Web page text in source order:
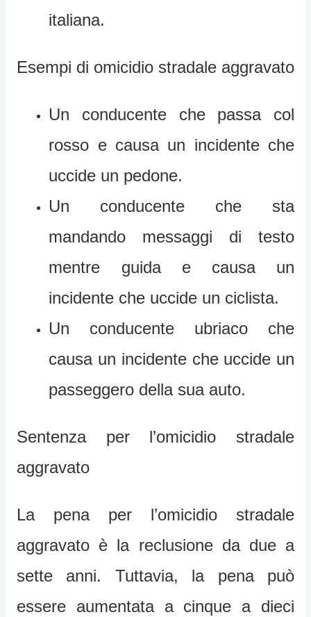
italiana.
Esempi di omicidio stradale aggravato
Un conducente che passa col
rosso e causa un incidente che
uccide un pedone.
Un conducente che sta
mandando messaggi di testo
mentre guida e causa un
incidente che uccide un ciclista.
Un conducente ubriaco che
causa un incidente che uccide un
passeggero della sua auto.
Sentenza per l’omicidio stradale
aggravato
La pena per l’omicidio stradale
aggravato è la reclusione da due a
sette anni. Tuttavia, la pena può
essere aumentata a cinque a dieci